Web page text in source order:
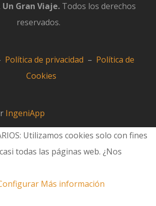
Un Gran Viaje. Todos los derechos
reservados.
Política de privacidad – Política de
Cookies
IngeniApp
Utilizamos cookies solo con fines
todas las páginas web. ¿Nos
Más información